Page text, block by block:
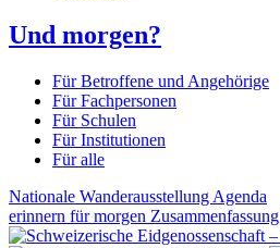
Und morgen?
Für Betroffene und Angehörige
Für Fachpersonen
Für Schulen
Für Institutionen
Für alle
Nationale Wanderausstellung Agenda
erinnern für morgen Zusammenfassung